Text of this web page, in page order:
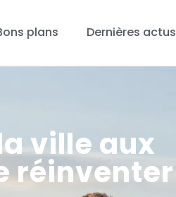
plans Dernières actus
ville aux
réinventer